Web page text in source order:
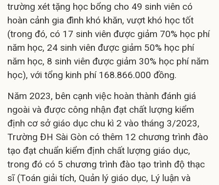
trường xét tặng học bổng cho 49 sinh viên có
hoàn cảnh gia đình khó khăn, vượt khó học tốt
(trong đó, có 17 sinh viên được giảm 70% học phí
năm học, 24 sinh viên được giảm 50% học phí
năm học, 8 sinh viên được giảm 30% học phí năm
học), với tổng kinh phí 168.866.000 đồng.
Năm 2023, bên cạnh việc hoàn thành đánh giá
ngoài và được công nhận đạt chất lượng kiểm
định cơ sở giáo dục chu kì 2 vào tháng 3/2023,
Trường ĐH Sài Gòn có thêm 12 chương trình đào
tạo đạt chuẩn kiểm định chất lượng giáo dục,
trong đó có 5 chương trình đào tạo trình độ thạc
sĩ (Toán giải tích, Quản lý giáo dục, Lý luận và